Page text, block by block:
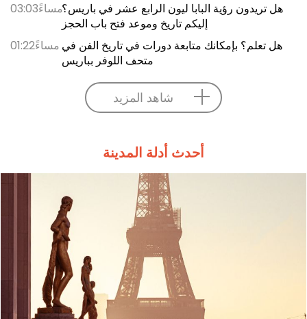
03:03مساءًهل تريدون رؤية البابا ليون الرابع عشر في باريس؟
إليكم تاريخ وموعد فتح باب الحجز
01:22مساءً هل تعلم؟ بإمكانك متابعة دورات في تاريخ الفن في
متحف اللوفر بباريس
شاهد المزيد
أحدث أدلة المدينة